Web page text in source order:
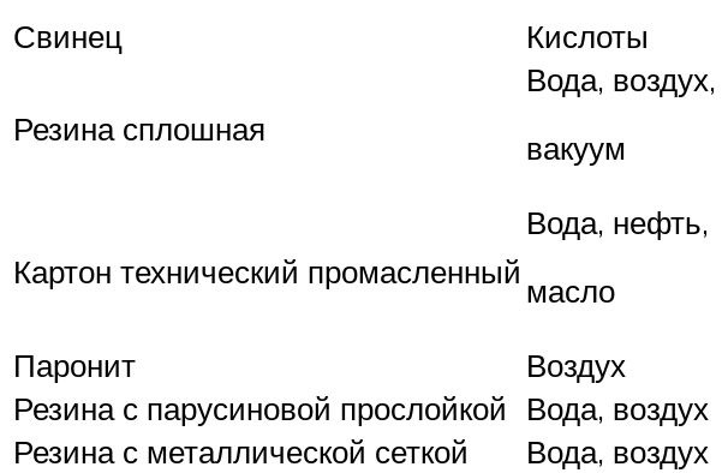
Свинец Кислоты
Резина сплошная
Вода, воздух,
вакуум
Картон технический промасленный
Вода, нефть,
масло
Паронит Воздух
Резина с парусиновой прослойкой
Вода, воздух
Резина с металлической сеткой
Вода, воздух